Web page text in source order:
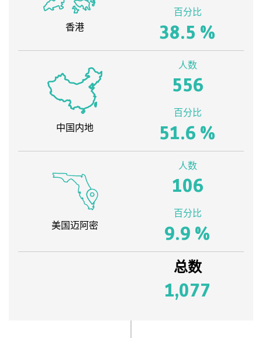
香港
百分比
38.5 %
中国内地
人数
556
百分比
51.6 %
美国迈阿密
人数
106
百分比
9.9 %
总数
1,077